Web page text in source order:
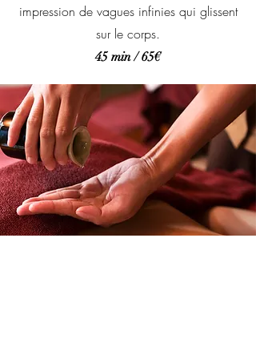
impression de vagues infinies qui glissent
sur le corps.
45 min / 65€